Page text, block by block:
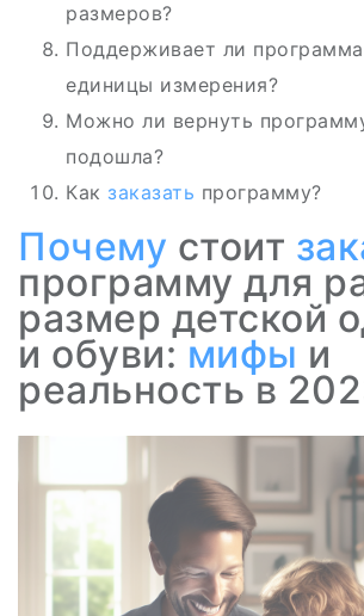
размеров?
Поддерживает ли
единицы измерения?
Можно ли вернуть
подошла?
Как заказать программу?
Почему стоит
программу для
размер детской
и обуви: мифы и
реальность в